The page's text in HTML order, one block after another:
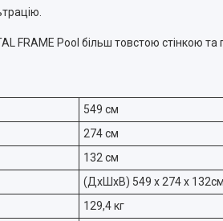
FRAME Pool більш товстою стінкою
549 см
274 см
132 см
(ДxШxВ) 549 x 274 x 132см
129,4 кг